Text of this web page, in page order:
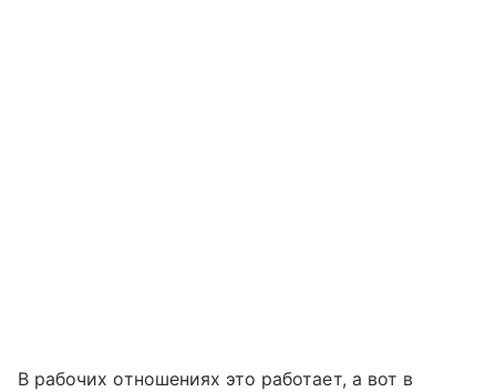
В рабочих отношениях это работает, а вот в